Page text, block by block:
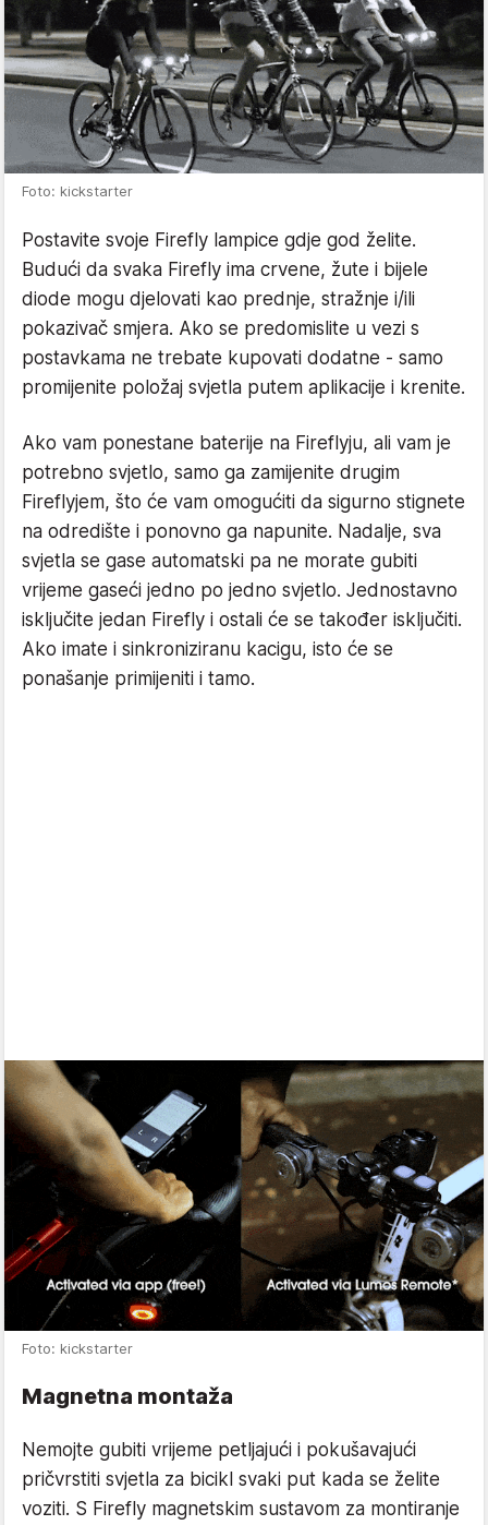
Foto: kickstarter
Postavite svoje Firefly lampice gdje god želite.
Budući da svaka Firefly ima crvene, žute i bijele
diode mogu djelovati kao prednje, stražnje i/ili
pokazivač smjera. Ako se predomislite u vezi s
postavkama ne trebate kupovati dodatne - samo
promijenite položaj svjetla putem aplikacije i krenite.
Ako vam ponestane baterije na Fireflyju, ali vam je
potrebno svjetlo, samo ga zamijenite drugim
Fireflyjem, što će vam omogućiti da sigurno stignete
na odredište i ponovno ga napunite. Nadalje, sva
svjetla se gase automatski pa ne morate gubiti
vrijeme gaseći jedno po jedno svjetlo. Jednostavno
isključite jedan Firefly i ostali će se također isključiti.
Ako imate i sinkroniziranu kacigu, isto će se
ponašanje primijeniti i tamo.
Foto: kickstarter
Magnetna montaža
Nemojte gubiti vrijeme petljajući i pokušavajući
pričvrstiti svjetla za bicikl svaki put kada se želite
voziti. S Firefly magnetskim sustavom za montiranje